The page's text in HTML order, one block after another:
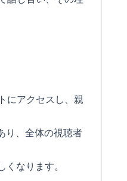
にアクセスし、親
り、全体の視聴者
なります。